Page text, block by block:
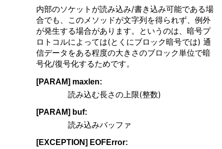
内部のソケットが読み込み/書き込み可能である場
合でも、このメソッドが文字列を得られず、例外
が発生する場合があります。というのは、暗号プ
ロトコルによっては(とくにブロック暗号では) 通
信データをある程度の大きさのブロック単位で暗
号化/復号化するためです。
[PARAM] maxlen:
読み込む長さの上限(整数)
[PARAM] buf:
読み込みバッファ
[EXCEPTION] EOFError: